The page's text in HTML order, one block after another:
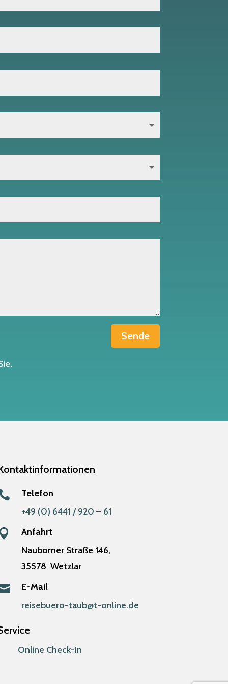
Sende
Telefon
+49 (0) 6441 / 920 – 61
Anfahrt
Nauborner Straße 146,
35578 Wetzlar
E-Mail
reisebuero-taub@t-online.de
Online Check-In